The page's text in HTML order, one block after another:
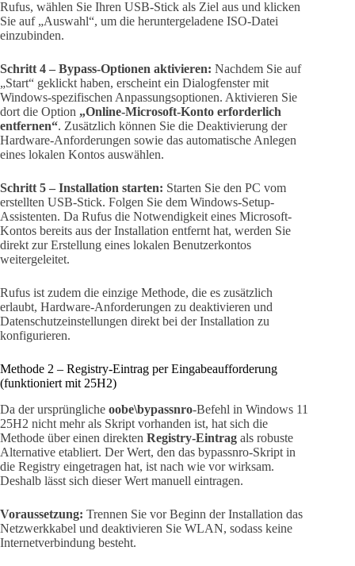
Rufus, wählen Sie Ihren USB-Stick als Ziel aus und klicken
Sie auf „Auswahl“, um die heruntergeladene ISO-Datei
einzubinden.
Schritt 4 – Bypass-Optionen aktivieren: Nachdem Sie auf
„Start“ geklickt haben, erscheint ein Dialogfenster mit
Windows-spezifischen Anpassungsoptionen. Aktivieren Sie
dort die Option „Online-Microsoft-Konto erforderlich
entfernen“. Zusätzlich können Sie die Deaktivierung der
Hardware-Anforderungen sowie das automatische Anlegen
eines lokalen Kontos auswählen.
Schritt 5 – Installation starten: Starten Sie den PC vom
erstellten USB-Stick. Folgen Sie dem Windows-Setup-
Assistenten. Da Rufus die Notwendigkeit eines Microsoft-
Kontos bereits aus der Installation entfernt hat, werden Sie
direkt zur Erstellung eines lokalen Benutzerkontos
weitergeleitet.
Rufus ist zudem die einzige Methode, die es zusätzlich
erlaubt, Hardware-Anforderungen zu deaktivieren und
Datenschutzeinstellungen direkt bei der Installation zu
konfigurieren.
Methode 2 – Registry-Eintrag per Eingabeaufforderung
(funktioniert mit 25H2)
Da der ursprüngliche oobe\bypassnro-Befehl in Windows 11
25H2 nicht mehr als Skript vorhanden ist, hat sich die
Methode über einen direkten Registry-Eintrag als robuste
Alternative etabliert. Der Wert, den das bypassnro-Skript in
die Registry eingetragen hat, ist nach wie vor wirksam.
Deshalb lässt sich dieser Wert manuell eintragen.
Voraussetzung: Trennen Sie vor Beginn der Installation das
Netzwerkkabel und deaktivieren Sie WLAN, sodass keine
Internetverbindung besteht.